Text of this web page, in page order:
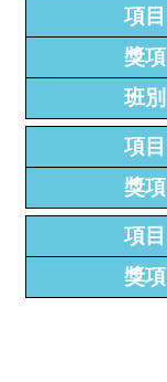
項目
獎項
班別
項目
獎項
項目
獎項